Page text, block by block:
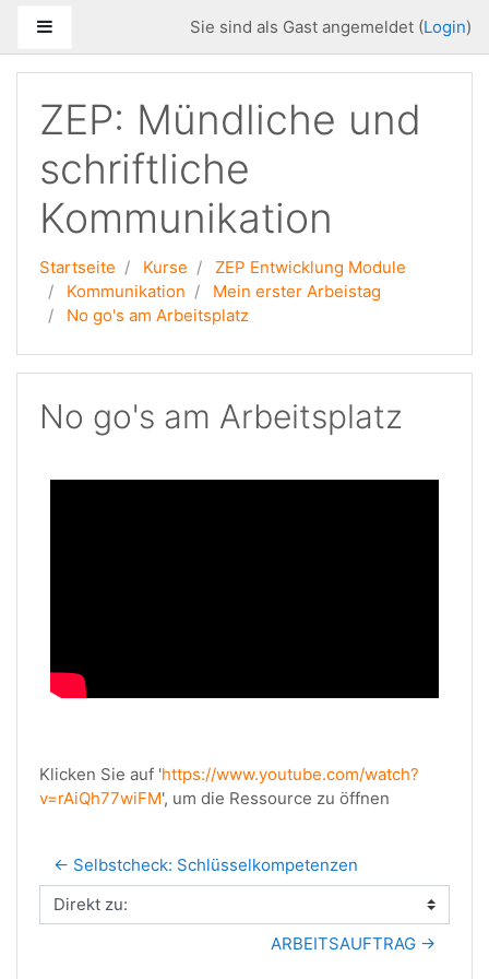
Website-ÜbersichtSie sind als Gast angemeldet (Login)
ZEP: Mündliche und
schriftliche
Kommunikation
Startseite Kurse
ZEP Entwicklung Module
Kommunikation
Mein erster Arbeistag
No go's am Arbeitsplatz
No go's am Arbeitsplatz
Klicken Sie auf 'https://www.youtube.com/watch?
v=rAiQh77wiFM', um die Ressource zu öffnen
← Selbstcheck: Schlüsselkompetenzen
Direkt zu:
ARBEITSAUFTRAG →